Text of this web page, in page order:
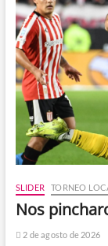
SLIDER TORNEO
Nos
2 de agosto de 2026